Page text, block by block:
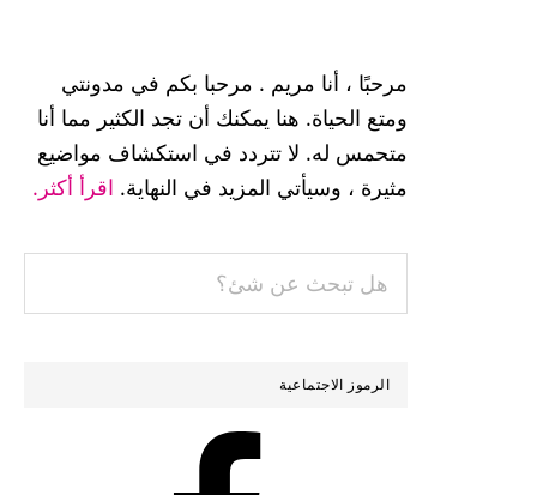
الجانبية
الرئيسية
مرحبًا ، أنا مريم . مرحبا بكم في مدونتي
ومتع الحياة. هنا يمكنك أن تجد الكثير مما أنا
متحمس له. لا تتردد في استكشاف مواضيع
مثيرة ، وسيأتي المزيد في النهاية. اقرأ أكثر.
تبحث
شئ؟
الرموز الاجتماعية